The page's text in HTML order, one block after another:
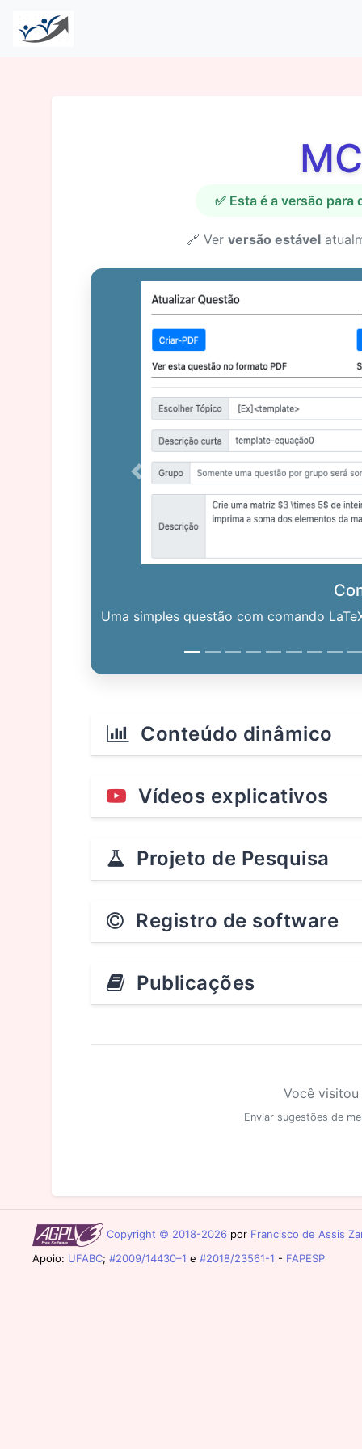
✅ Esta é a versão
🔗 Ver versão estável
Uma simples questão com comando
Previous
Conteúdo dinâmico
Vídeos explicativos
Projeto de Pesquisa
Registro de software
Publicações
Você
Enviar sugestões de
Copyright © 2018-2026 por Francisco de Assis
Apoio: UFABC; #2009/14430–1 e #2018/23561-1 - FAPESP